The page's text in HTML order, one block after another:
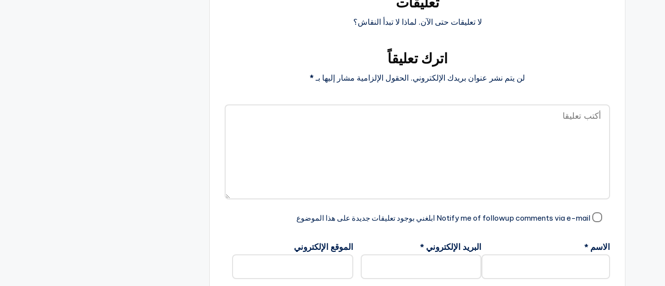
لا تعليقات حتى الآن. لماذا لا تبدأ النقاش؟
اترك تعليقاً
لن يتم نشر عنوان بريدك الإلكتروني. الحقول الإلزامية مشار إليها بـ*
Notify me of followup comments via e-mail ابلغني بوجود تعليقات جديدة على هذا الموضوع
الاسم * البريد الإلكتروني * الموقع الإلكتروني